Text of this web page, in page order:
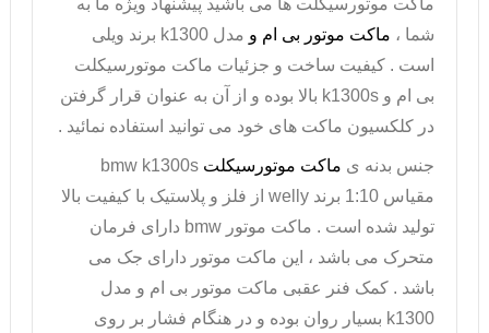
ماکت موتورسیکلت ها می باشید پیشنهاد ویژه ما به
شما ، ماکت موتور بی ام و مدل k1300 برند ویلی
است . کیفیت ساخت و جزئیات ماکت موتورسیکلت
بی ام و k1300s بالا بوده و از آن به عنوان قرار گرفتن
در کلکسیون ماکت های خود می توانید استفاده نمائید .
جنس بدنه ی ماکت موتورسیکلت bmw k1300s
مقیاس 1:10 برند
welly از فلز و پلاستیک با کیفیت بالا
تولید شده است . ماکت موتور bmw دارای فرمان
متحرک می باشد ، این ماکت موتور دارای جک می
باشد . کمک فنر عقبی ماکت موتور بی ام و مدل
k1300 بسیار روان بوده و در هنگام فشار بر روی